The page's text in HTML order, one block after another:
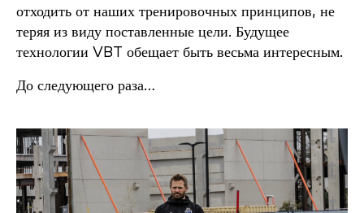
отходить от наших тренировочных принципов, не
теряя из виду поставленные цели. Будущее
технологии VBT обещает быть весьма интересным.
До следующего раза…